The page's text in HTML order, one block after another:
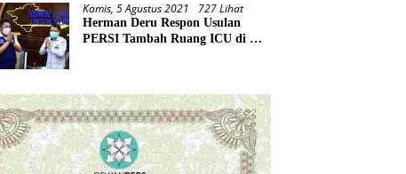
Kamis, 5 Agustus 2021 727 Lihat
Herman Deru Respon Usulan
PERSI Tambah Ruang ICU di RS